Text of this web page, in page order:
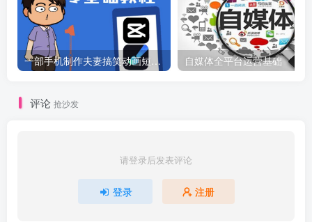
一部手机制作夫妻搞笑动画短视频教程，零基础也能快速上手 自媒体全平台运营基础
评论 抢沙发
请登录后发表评论
登录 注册